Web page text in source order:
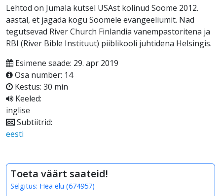
Lehtod on Jumala kutsel USAst kolinud Soome 2012.
aastal, et jagada kogu Soomele evangeeliumit. Nad
tegutsevad River Church Finlandia vanempastoritena ja
RBI (River Bible Instituut) piiblikooli juhtidena Helsingis.
Esimene saade: 29. apr 2019
Osa number: 14
Kestus: 30 min
Keeled:
inglise
Subtiitrid:
eesti
Toeta väärt saateid!
Selgitus: Hea elu (674957)